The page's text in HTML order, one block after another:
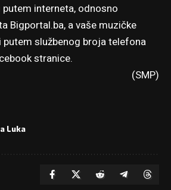
interneta, odnosno
Bigportal.ba, a vaše muzičke
službenog broja telefona
stranice.
(SMP)
Luka